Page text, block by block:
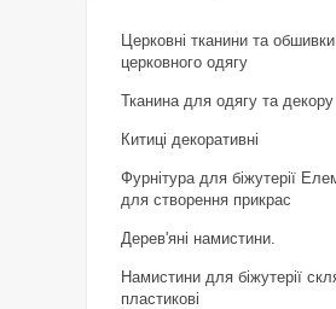
Церковні тканини та
церковного одягу
Тканина для одягу та декору
Китиці декоративні
Фурнітура для біжутерії
для створення прикрас
Дерев'яні намистини.
Намистини для біжутерії
пластикові